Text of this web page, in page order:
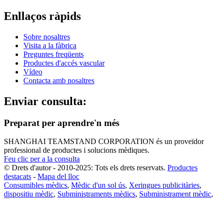
Enllaços ràpids
Sobre nosaltres
Visita a la fàbrica
Preguntes freqüents
Productes d'accés vascular
Vídeo
Contacta amb nosaltres
Enviar consulta:
Preparat per aprendre'n més
SHANGHAI TEAMSTAND CORPORATION és un proveïdor
professional de productes i solucions mèdiques.
Feu clic per a la consulta
© Drets d'autor - 2010-2025: Tots els drets reservats. Productes
destacats - Mapa del lloc
Consumibles mèdics, Mèdic d'un sol ús, Xeringues publicitàries,
dispositiu mèdic, Subministraments mèdics, Subministrament mèdic,